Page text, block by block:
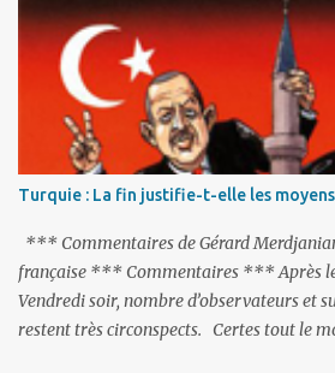
Turquie : La fin justifie-t-elle les moyens
*** Commentaires de Gérard
française *** Commentaires *** Après le
Vendredi soir, nombre d’observateurs et
restent très circonspects. Certes tout le